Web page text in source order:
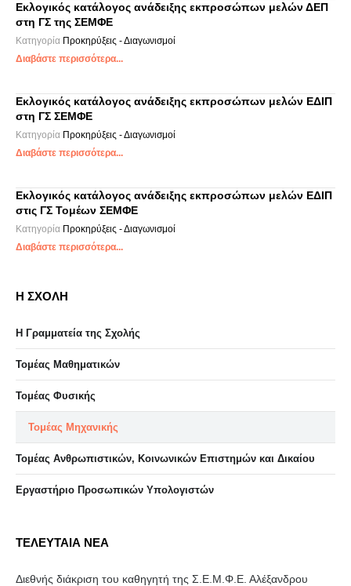
Εκλογικός κατάλογος ανάδειξης εκπροσώπων μελών ΔΕΠ
στη ΓΣ της ΣΕΜΦΕ
Κατηγορία Προκηρύξεις - Διαγωνισμοί
Διαβάστε περισσότερα...
Εκλογικός κατάλογος ανάδειξης εκπροσώπων μελών ΕΔΙΠ
στη ΓΣ ΣΕΜΦΕ
Κατηγορία Προκηρύξεις - Διαγωνισμοί
Διαβάστε περισσότερα...
Εκλογικός κατάλογος ανάδειξης εκπροσώπων μελών ΕΔΙΠ
στις ΓΣ Τομέων ΣΕΜΦΕ
Κατηγορία Προκηρύξεις - Διαγωνισμοί
Διαβάστε περισσότερα...
Η ΣΧΟΛΗ
Η Γραμματεία της Σχολής
Τομέας Μαθηματικών
Τομέας Φυσικής
Τομέας Μηχανικής
Τομέας Ανθρωπιστικών, Κοινωνικών Επιστημών και Δικαίου
Eργαστήριo Προσωπικών Υπολογιστών
ΤΕΛΕΥΤΑΙΑ ΝΕΑ
Διεθνής διάκριση του καθηγητή της Σ.Ε.Μ.Φ.Ε. Αλέξανδρου